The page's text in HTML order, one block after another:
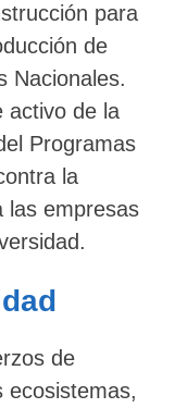
para
de
Nacionales.
activo de la
Programas
la
las empresas
de
ecosistemas,